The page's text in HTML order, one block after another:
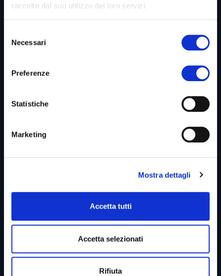
raccolto dal suo utilizzo dei loro servizi.
delNecessari
Preferenze
Statistiche
Marketing
Mostra dettagli
Accetta tutti
Accetta selezionati
Rifiuta
Azienda
Diventa Partner
Cookies Policy
Digital Vending
Bilancio di Sostenibilità
Per il cliente